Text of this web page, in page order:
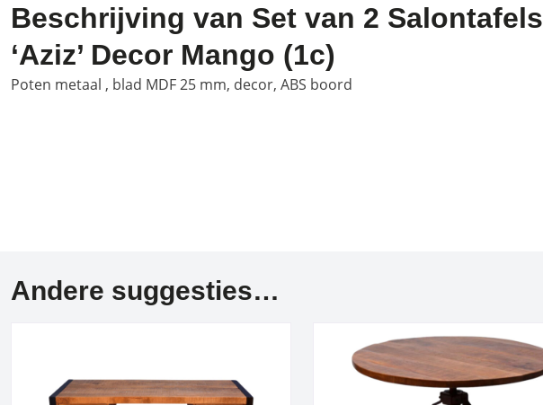
Beschrijving van Set van 2 Salontafels
‘Aziz’ Decor Mango (1c)
Poten metaal , blad MDF 25 mm, decor, ABS boord
Andere suggesties…